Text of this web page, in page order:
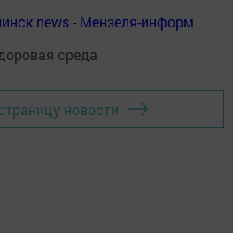
news - Мензеля-информ
новости